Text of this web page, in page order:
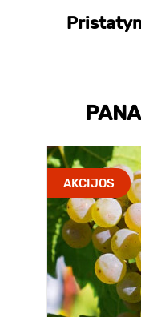
AKCIJOS